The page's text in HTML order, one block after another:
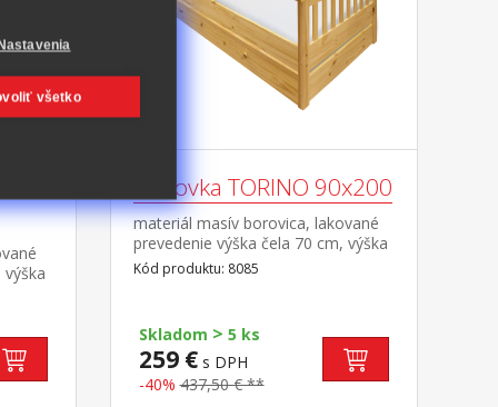
R4
Pohovka TORINO 90x200
materiál masív borovica, lakované
prevedenie výška čela 70 cm, výška
sedu 42 cm, cena bez roštu a
matraca minimálna odporúčaná
rozmer matraca 90 × 200 cm a rošt
R1 k pohovke možné dokúpiť
výsuvnú prístelku TORINO 8086
alebo 8086K
Kód produktu: 8085
Skladom > 5 ks
259 €s DPH
-40% 437,50 € **
všetko